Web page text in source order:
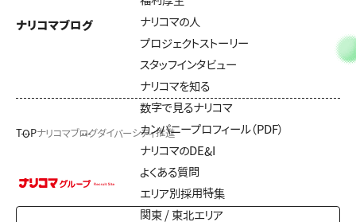
ナリコマの人
プロジェクトストーリー
スタッフインタビュー
ナリコマを知る
数字で見るナリコマ
カンパニープロフィール（PDF）
ナリコマのDE&I
よくある質問
エリア別採用特集
関東 / 東北エリア
ナリコマブログ
TOPナリコマブログダイバーシティ推進